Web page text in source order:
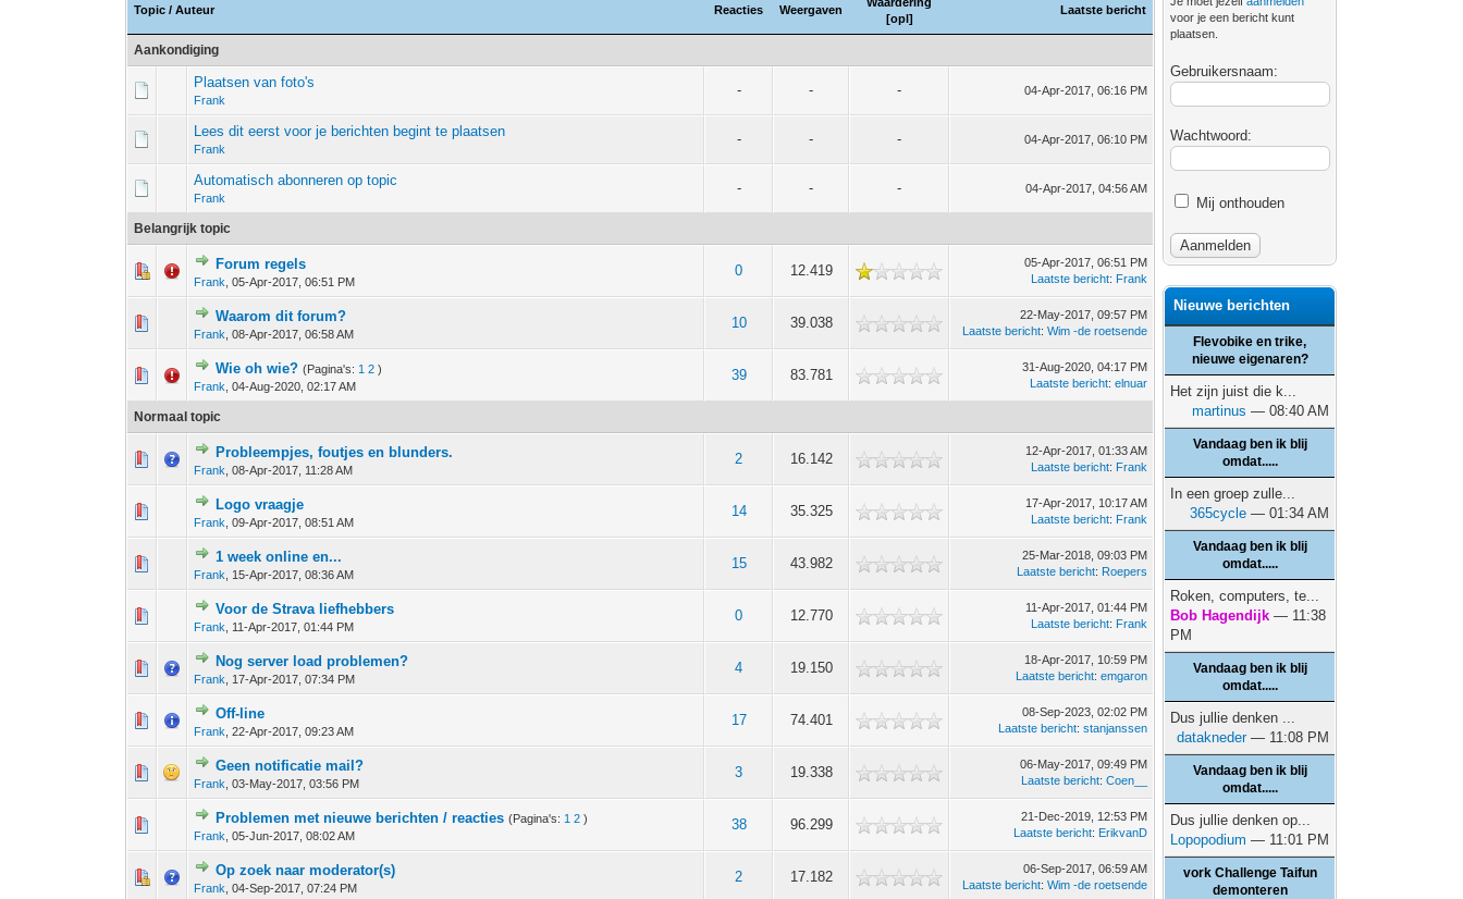
Topic /Auteur Reacties Weergaven
[opl]
Laatste bericht
Aankondiging
Plaatsen van foto's
Frank
- - - 04-Apr-2017, 06:16 PM
Lees dit eerst voor je berichten begint te plaatsen
Frank
- - - 04-Apr-2017, 06:10 PM
Automatisch abonneren op topic
Frank
- - - 04-Apr-2017, 04:56 AM
Belangrijk topic
Forum regels
Frank ,05-Apr-2017, 06:51 PM
0 12.419
1 stem - 1 van 5 gemiddeld
05-Apr-2017, 06:51 PM
Laatste bericht: Frank
Waarom dit forum?
Frank ,08-Apr-2017, 06:58 AM
10 39.038
0 stem - 0 van 5 gemiddeld
1234
22-May-2017, 09:57 PM
Laatste bericht:Wim -de roetsende
Wie oh wie? (Pagina's: 1 2 )
Frank ,04-Aug-2020, 02:17 AM
39 83.781
0 stem - 0 van 5 gemiddeld
12345
31-Aug-2020, 04:17 PM
Laatste bericht:elnuar
Normaal topic
Probleempjes, foutjes en blunders.
Frank ,08-Apr-2017, 11:28 AM
2 16.142
0 stem - 0 van 5 gemiddeld
12345
12-Apr-2017, 01:33 AM
Laatste bericht: Frank
Logo vraagje
Frank ,09-Apr-2017, 08:51 AM
14 35.325
0 stem - 0 van 5 gemiddeld
17-Apr-2017, 10:17 AM
Laatste bericht: Frank
1 week online en...
Frank 15-Apr-2017, 08:36 AM
15 43.982
0 stem - 0 van 5 gemiddeld
123
25-Mar-2018, 09:03 PM
Laatste bericht: Roepers
Voor de Strava liefhebbers
Frank 11-Apr-2017, 01:44 PM
0 12.770
0 stem - 0 van 5 gemiddeld
12345
11-Apr-2017, 01:44 PM
Laatste bericht: Frank
Nog server load problemen?
Frank 17-Apr-2017, 07:34 PM
4 19.150
0 stem - 0 van 5 gemiddeld
1 2345
18-Apr-2017, 10:59 PM
Laatste bericht:emgaron
Off-line
Frank ,22-Apr-2017, 09:23 AM
17 74.401
0 stem - 0 van 5 gemiddeld
08-Sep-2023, 02:02 PM
Laatste bericht:stanjanssen
Geen notificatie mail?
Frank ,03-May-2017, 03:56 PM
3 19.338
0 stem - 0 van 5 gemiddeld
1 2345
06-May-2017, 09:49 PM
Laatste bericht:Coen__
Problemen met nieuwe berichten / reacties (Pagina's: 1 2 )
Frank ,05-Jun-2017, 08:02 AM
38 96.299
0 stem - 0 van 5 gemiddeld
1 2345
21-Dec-2019, 12:53 PM
Laatste bericht: ErikvanD
Op zoek naar moderator(s)
Frank ,04-Sep-2017, 07:24 PM
2 17.182
0 stem - 0 van 5 gemiddeld
12345
06-Sep-2017, 06:59 AM
Laatste bericht:Wim -de roetsende
voor je een bericht kunt
plaatsen.
Gebruikersnaam:
Wachtwoord:
Mij onthouden
Nieuwe berichten
Flevobike en trike,
nieuwe eigenaren?
Het zijn juist die k...
martinus — 08:40 AM
Vandaag ben ik blij
omdat.....
In een groep zulle...
365cycle — 01:34 AM
Vandaag ben ik blij
omdat.....
Roken, computers, te...
Bob Hagendijk — 11:38
PM
Vandaag ben ik blij
omdat.....
Dus jullie denken ...
datakneder— 11:08 PM
Vandaag ben ik blij
omdat.....
Dus jullie denken op...
Lopopodium — 11:01 PM
vork Challenge Taifun
demonteren